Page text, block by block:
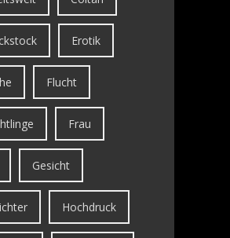
Erotik
Flucht
Frau
Gesicht
Hochdruck